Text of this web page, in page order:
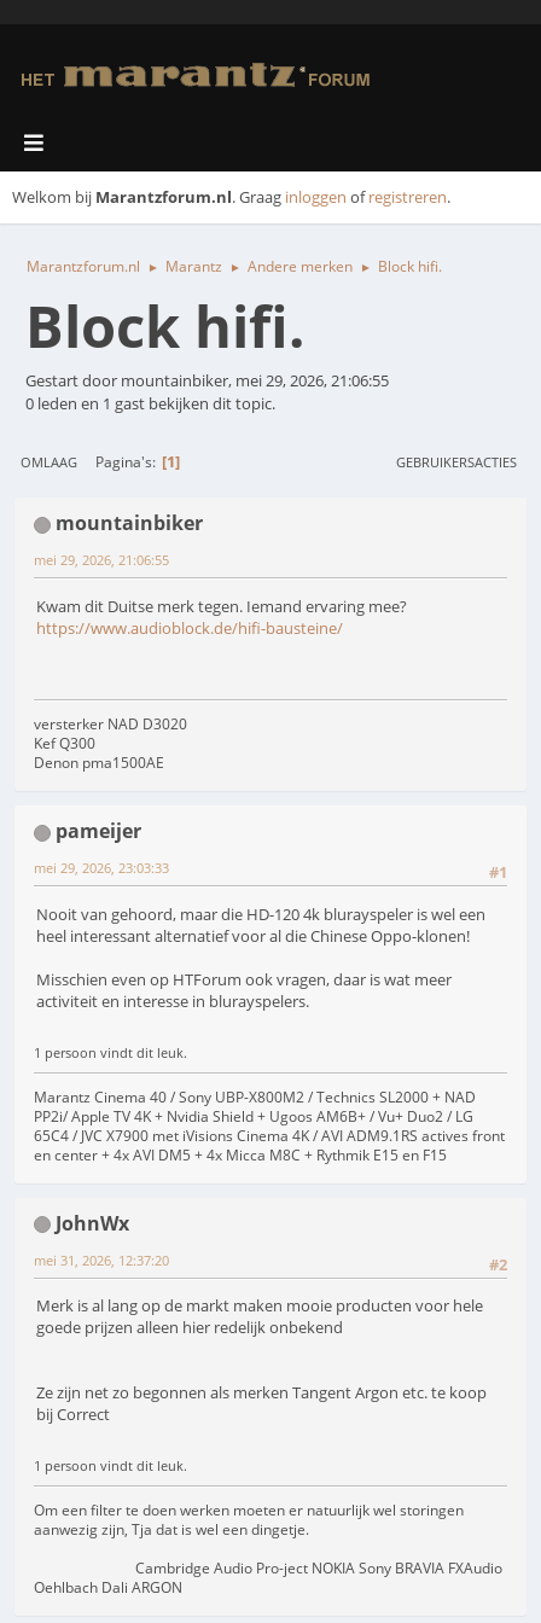
Welkom bij Marantzforum.nl. Graag inloggen ofregistreren.
Marantzforum.nl ► Marantz ► Andere merken ► Block hifi.
Block hifi.
Gestart door mountainbiker, mei 29, 2026, 21:06:55
0 leden en 1 gast bekijken dit topic.
OMLAAG Pagina's 1 GEBRUIKERSACTIES
mountainbiker
mei 29, 2026, 21:06:55
Kwam dit Duitse merk tegen. Iemand ervaring mee?
https://www.audioblock.de/hifi-bausteine/
versterker NAD D3020
Kef Q300
Denon pma1500AE
pameijer
#1
mei 29, 2026, 23:03:33
Nooit van gehoord, maar die HD-120 4k blurayspeler is wel een
heel interessant alternatief voor al die Chinese Oppo-klonen!
Misschien even op HTForum ook vragen, daar is wat meer
activiteit en interesse in blurayspelers.
1 persoon vindt dit leuk.
Marantz Cinema 40 / Sony UBP-X800M2 / Technics SL2000 + NAD
PP2i/ Apple TV 4K + Nvidia Shield + Ugoos AM6B+ / Vu+ Duo2 / LG
65C4 / JVC X7900 met iVisions Cinema 4K / AVI ADM9.1RS actives front
en center + 4x AVI DM5 + 4x Micca M8C + Rythmik E15 en F15
JohnWx
#2
mei 31, 2026, 12:37:20
Merk is al lang op de markt maken mooie producten voor hele
goede prijzen alleen hier redelijk onbekend
Ze zijn net zo begonnen als merken Tangent Argon etc. te koop
bij Correct
1 persoon vindt dit leuk.
Om een filter te doen werken moeten er natuurlijk wel storingen
aanwezig zijn, Tja dat is wel een dingetje.
Cambridge Audio Pro-ject NOKIA Sony BRAVIA FXAudio
Oehlbach Dali ARGON